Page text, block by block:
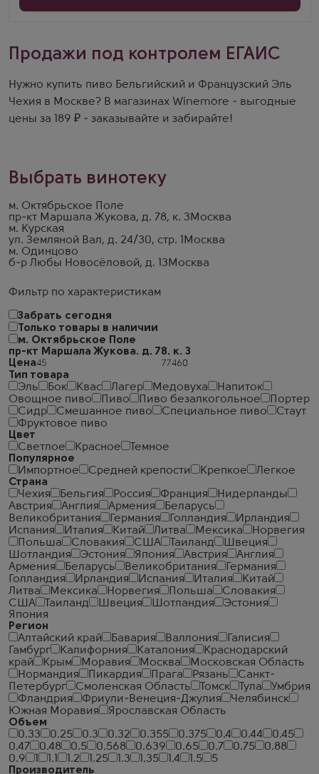
Фильтр по характеристикам
Забрать сегодня
Только товары в наличии
м. Октябрьское Поле
пр-кт Маршала Жукова. д. 78. к. 3
Цена
Тип товара
Эль
Бок Квас Лагер Медовуха
Напиток
Овощное пиво
Пиво Пиво безалкогольное
Портер
Сидр
Смешанное пиво Специальное пиво
Стаут
Фруктовое пиво
Цвет
Светлое
Красное
Темное
Популярное
Импортное
Средней крепости Крепкое
Легкое
Страна
Чехия
Бельгия Россия Франция
Нидерланды
Австрия
Англия Армения
Беларусь
Великобритания
Германия Голландия
Ирландия
Испания
Италия Китай Литва Мексика
Норвегия
Польша
Словакия США Таиланд
Швеция
Шотландия
Эстония Япония Австрия
Англия
Армения
Беларусь Великобритания
Германия
Голландия
Ирландия Испания Италия
Китай
Литва
Мексика Норвегия Польша
Словакия
США
Таиланд Швеция Шотландия
Эстония
Япония
Регион
Алтайский край
Бавария Валлония
Галисия
Гамбург
Калифорния Каталония
Краснодарский
край
Крым Моравия Москва
Московская Область
Нормандия
Пикардия Прага Рязань
Санкт-
Петербург
Смоленская Область Томск Тула
Умбрия
Фландрия
Фриули-Венеция-Джулия
Челябинск
Южная Моравия
Ярославская Область
Объем
0.33
0.25 0.3 0.32 0.355 0.375 0.4 0.44
0.45
0.47
0.48 0.5 0.568 0.639 0.65 0.7 0.75
0.88
0.9
1.1 1.2 1.25 1.3 1.35 1.4 1.5
5
Производитель
Продажи под контролем ЕГАИС
Нужно купить пиво Бельгийский и Французский Эль
Чехия в Москве? В магазинах Winemore - выгодные
цены за 189 ₽ - заказывайте и забирайте!
Выбрать винотеку
м. Октябрьское Поле
пр-кт Маршала Жукова, д. 78, к. 3 Москва
м. Курская
ул. Земляной Вал, д. 24/30, стр. 1
Москва
м. Одинцово
б-р Любы Новосёловой, д. 13 Москва